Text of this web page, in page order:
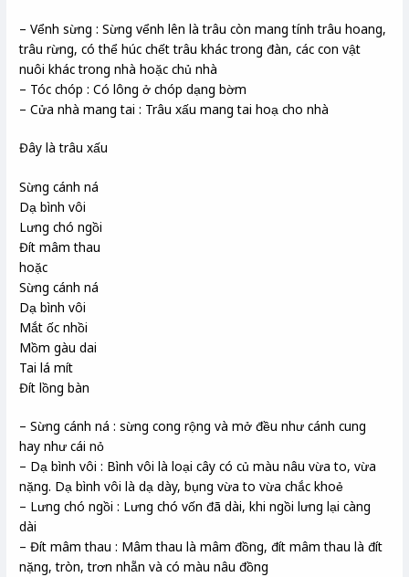
– Vểnh sừng : Sừng vểnh lên là trâu còn mang tính trâu hoang,
trâu rừng, có thể húc chết trâu khác trong đàn, các con vật
nuôi khác trong nhà hoặc chủ nhà
– Tóc chóp : Có lông ở chóp dạng bờm
– Cửa nhà mang tai : Trâu xấu mang tai hoạ cho nhà
Đây là trâu xấu
Sừng cánh ná
Dạ bình vôi
Lưng chó ngồi
Đít mâm thau
hoặc
Sừng cánh ná
Dạ bình vôi
Mắt ốc nhồi
Mồm gàu dai
Tai lá mít
Đít lồng bàn
– Sừng cánh ná : sừng cong rộng và mở đều như cánh cung
hay như cái nỏ
– Dạ bình vôi : Bình vôi là loại cây có củ màu nâu vừa to, vừa
nặng. Dạ bình vôi là dạ dày, bụng vừa to vừa chắc khoẻ
– Lưng chó ngồi : Lưng chó vốn đã dài, khi ngồi lưng lại càng
dài
– Đít mâm thau : Mâm thau là mâm đồng, đít mâm thau là đít
nặng, tròn, trơn nhẵn và có màu nâu đồng